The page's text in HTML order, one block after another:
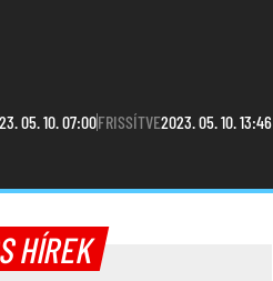
05. 10. 07:00FRISSÍTVE2023. 05. 10. 13:46
HÍREK